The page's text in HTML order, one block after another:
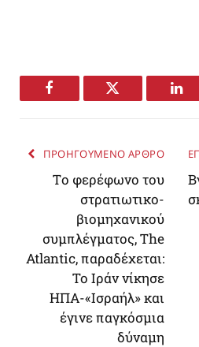
Facebook Twitter
ΠΡΟΗΓΟΥΜΕΝΟ ΑΡΘΡΟ
Tο φερέφωνο του
στρατιωτικο-
βιομηχανικού
συμπλέγματος, The
Atlantic, παραδέχεται:
Το Iράν νίκησε
ΗΠΑ-«Ισραήλ» και
έγινε παγκόσμια
δύναμη